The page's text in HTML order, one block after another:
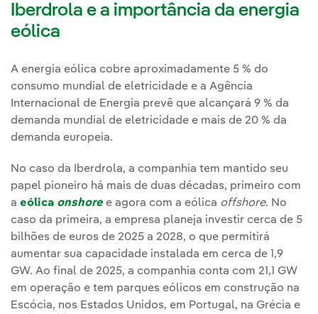
Iberdrola e a importância da energia
eólica
A energia eólica cobre aproximadamente 5 % do
consumo mundial de eletricidade e a Agência
Internacional de Energia prevê que alcançará 9 % da
demanda mundial de eletricidade e mais de 20 % da
demanda europeia.
No caso da Iberdrola, a companhia tem mantido seu
papel pioneiro há mais de duas décadas, primeiro com
a eólica onshore e agora com a eólica offshore. No
caso da primeira, a empresa planeja investir cerca de 5
bilhões de euros de 2025 a 2028, o que permitirá
aumentar sua capacidade instalada em cerca de 1,9
GW. Ao final de 2025, a companhia conta com 21,1 GW
em operação e tem parques eólicos em construção na
Escócia, nos Estados Unidos, em Portugal, na Grécia e